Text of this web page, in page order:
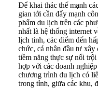
Để khai thác thế mạnh
gian tới cần đẩy mạnh
phẩm du lịch trên các
nhất là hệ thống internet
lịch tỉnh, các điểm đến
chức, cá nhân đầu tư
tiềm năng thực sự nổi
hợp với các doanh
chương trình du lịch có
trong tỉnh, giữa các khu,